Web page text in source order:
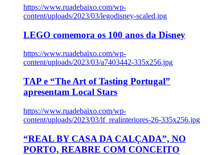
https://www.ruadebaixo.com/wp-
content/uploads/2023/03/legodisney-scaled.jpg
LEGO comemora os 100 anos da Disney
https://www.ruadebaixo.com/wp-
content/uploads/2023/03/a7403442-335x256.jpg
TAP e “The Art of Tasting Portugal”
apresentam Local Stars
https://www.ruadebaixo.com/wp-
content/uploads/2023/03/lf_realinteriores-26-335x256.jpg
“REAL BY CASA DA CALÇADA”, NO
PORTO, REABRE COM CONCEITO